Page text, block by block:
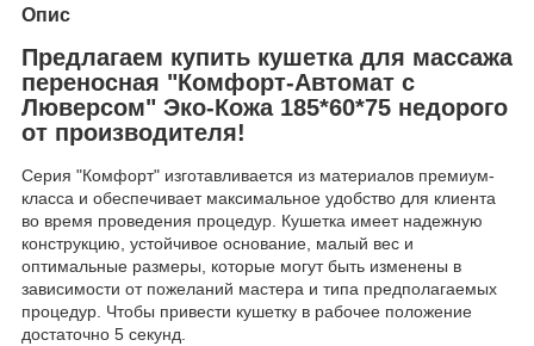
Опис
Предлагаем купить кушетка для массажа
переносная "Комфорт-Автомат с
Люверсом" Эко-Кожа 185*60*75 недорого
от производителя!
Серия "Комфорт" изготавливается из материалов премиум-
класса и обеспечивает максимальное удобство для клиента
во время проведения процедур. Кушетка имеет надежную
конструкцию, устойчивое основание, малый вес и
оптимальные размеры, которые могут быть изменены в
зависимости от пожеланий мастера и типа предполагаемых
процедур. Чтобы привести кушетку в рабочее положение
достаточно 5 секунд.